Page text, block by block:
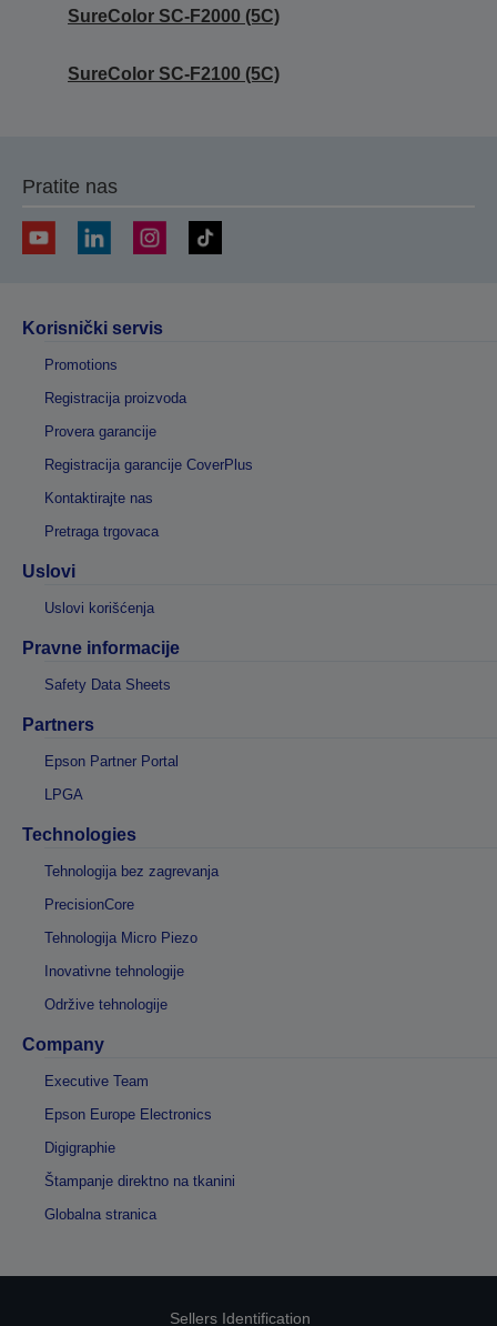
SureColor SC-F2000 (5C)
SureColor SC-F2100 (5C)
Pratite nas
Korisnički servis
Promotions
Registracija proizvoda
Provera garancije
Registracija garancije CoverPlus
Kontaktirajte nas
Pretraga trgovaca
Uslovi
Uslovi korišćenja
Pravne informacije
Safety Data Sheets
Partners
Epson Partner Portal
LPGA
Technologies
Tehnologija bez zagrevanja
PrecisionCore
Tehnologija Micro Piezo
Inovativne tehnologije
Održive tehnologije
Company
Executive Team
Epson Europe Electronics
Digigraphie
Štampanje direktno na tkanini
Globalna stranica
Sellers Identification